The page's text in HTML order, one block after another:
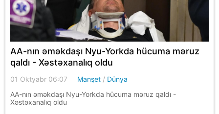
AA-nın əməkdaşı Nyu-Yorkda hücuma məruz
qaldı - Xəstəxanalıq oldu
01 Oktyabr 06:07 Manşet / Dünya
AA-nın əməkdaşı Nyu-Yorkda hücuma məruz qaldı -
Xəstəxanalıq oldu